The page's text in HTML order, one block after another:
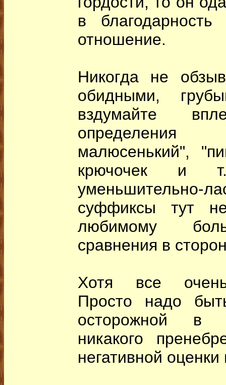
в
отношение.
Никогда не
обидными,
вздумайте
малюсенький",
крючочек и
уменьшительно-
суффиксы тут
любимому
сравнения в
Хотя все
Просто надо
осторожной в
никакого
негативной оценки